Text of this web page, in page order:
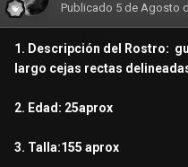
Publicado 5 de Agosto
1. Descripción del Rostro:
largo cejas rectas
2. Edad: 25aprox
3. Talla:155 aprox